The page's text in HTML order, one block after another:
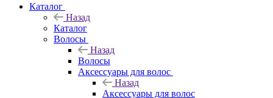
Каталог
Назад
Каталог
Волосы
Назад
Волосы
Аксессуары для волос
Назад
Аксессуары для волос